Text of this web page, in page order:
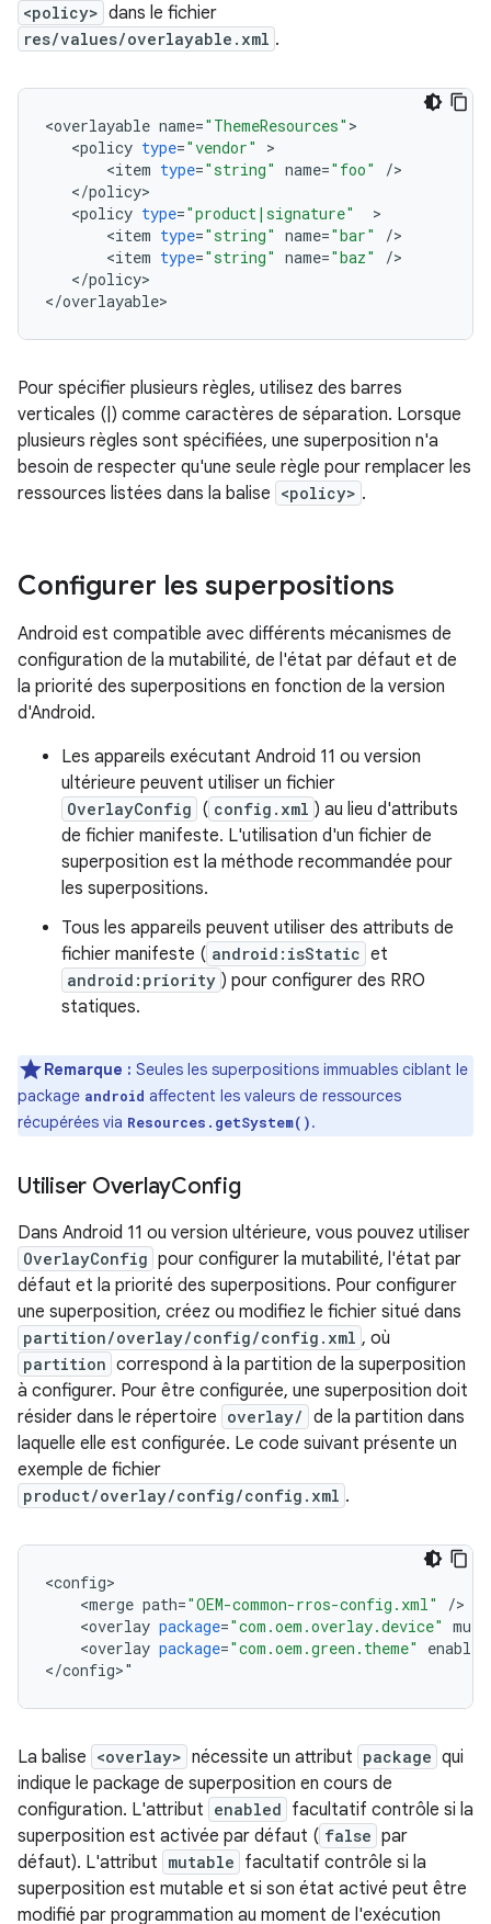
<policy> dans le fichier
res/values/overlayable.xml .
<overlayable name="ThemeResources"
<policy type="vendor"
<item type="string" name="foo" /
</policy
<policy type="product|signature"
<item type="string" name="bar" /
<item type="string" name="baz" /
</policy>
</overlayable
Pour spécifier plusieurs règles, utilisez des barres
verticales (|) comme caractères de séparation. Lorsque
plusieurs règles sont spécifiées, une superposition n'a
besoin de respecter qu'une seule règle pour remplacer les
ressources listées dans la balise <policy> .
Configurer les superpositions
Android est compatible avec différents mécanismes de
configuration de la mutabilité, de l'état par défaut et de
la priorité des superpositions en fonction de la version
d'Android.
Les appareils exécutant Android 11 ou version
ultérieure peuvent utiliser un fichier
OverlayConfig ( config.xml ) au lieu d'attributs
de fichier manifeste. L'utilisation d'un fichier de
superposition est la méthode recommandée pour
les superpositions.
Tous les appareils peuvent utiliser des attributs de
fichier manifeste ( android:isStatic et
android:priority ) pour configurer des RRO
statiques.
Remarque : Seules les superpositions immuables ciblant le
package android affectent les valeurs de ressources
récupérées via Resources.getSystem().
Utiliser OverlayConfig
Dans Android 11 ou version ultérieure, vous pouvez utiliser
OverlayConfig pour configurer la mutabilité, l'état par
défaut et la priorité des superpositions. Pour configurer
une superposition, créez ou modifiez le fichier situé dans
partition/overlay/config/config.xml , où
partition correspond à la partition de la superposition
à configurer. Pour être configurée, une superposition doit
résider dans le répertoire overlay/ de la partition dans
laquelle elle est configurée. Le code suivant présente un
exemple de fichier
product/overlay/config/config.xml .
<config
<merge path="OEM-common-rros-config.xml" /
<overlay package="com.oem.overlay.device"
<overlay package="com.oem.green.theme" enabled
</config>"
La balise <overlay> nécessite un attribut package qui
indique le package de superposition en cours de
configuration. L'attribut enabled facultatif contrôle si la
superposition est activée par défaut ( false par
défaut). L'attribut mutable facultatif contrôle si la
superposition est mutable et si son état activé peut être
modifié par programmation au moment de l'exécution